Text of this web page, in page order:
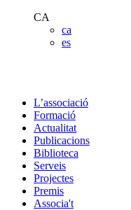
CA
ca
es
L’associació
Formació
Actualitat
Publicacions
Biblioteca
Serveis
Projectes
Premis
Associa't